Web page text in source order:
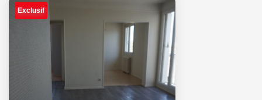
Exclusif